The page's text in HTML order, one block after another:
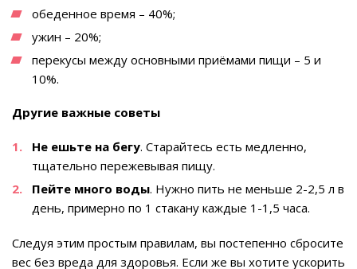
обеденное время – 40%;
ужин – 20%;
перекусы между основными приёмами пищи – 5 и
10%.
Другие важные советы
Не ешьте на бегу. Старайтесь есть медленно,
тщательно пережевывая пищу.
Пейте много воды. Нужно пить не меньше 2-2,5 л в
день, примерно по 1 стакану каждые 1-1,5 часа.
Следуя этим простым правилам, вы постепенно сбросите
вес без вреда для здоровья. Если же вы хотите ускорить